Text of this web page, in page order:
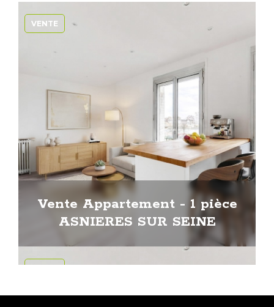
VENTE
Vente Appartement - 1 pièce
ASNIERES SUR SEINE
VENTE